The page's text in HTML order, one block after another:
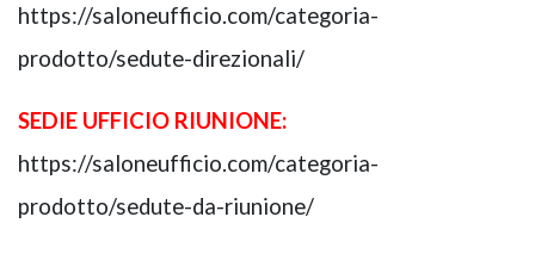
https://saloneufficio.com/categoria-
prodotto/sedute-direzionali/
SEDIE UFFICIO RIUNIONE:
https://saloneufficio.com/categoria-
prodotto/sedute-da-riunione/